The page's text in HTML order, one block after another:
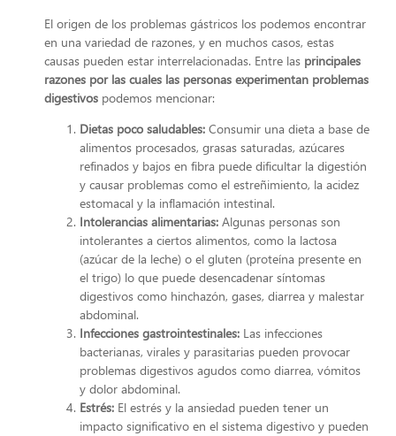
El origen de los problemas gástricos los podemos encontrar
en una variedad de razones, y en muchos casos, estas
causas pueden estar interrelacionadas. Entre las principales
razones por las cuales las personas experimentan problemas
digestivos podemos mencionar:
Dietas poco saludables: Consumir una dieta a base de
alimentos procesados, grasas saturadas, azúcares
refinados y bajos en fibra puede dificultar la digestión
y causar problemas como el estreñimiento, la acidez
estomacal y la inflamación intestinal.
Intolerancias alimentarias: Algunas personas son
intolerantes a ciertos alimentos, como la lactosa
(azúcar de la leche) o el gluten (proteína presente en
el trigo) lo que puede desencadenar síntomas
digestivos como hinchazón, gases, diarrea y malestar
abdominal.
Infecciones gastrointestinales: Las infecciones
bacterianas, virales y parasitarias pueden provocar
problemas digestivos agudos como diarrea, vómitos
y dolor abdominal.
Estrés: El estrés y la ansiedad pueden tener un
impacto significativo en el sistema digestivo y pueden